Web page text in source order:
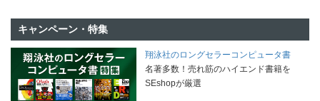
キャンペーン・特集
翔泳社のロングセラーコンピュータ書
名著多数！売れ筋のハイエンド書籍を
SEshopが厳選